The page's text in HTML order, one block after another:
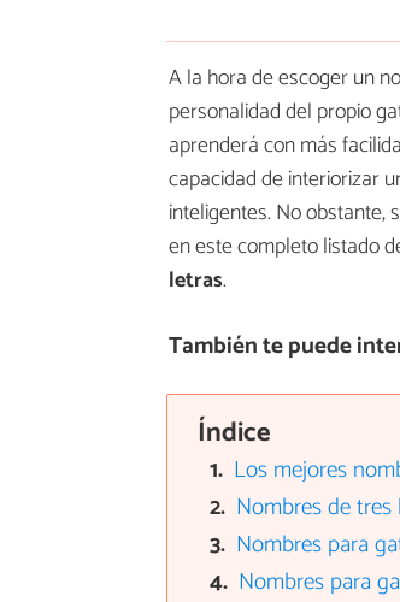
A la hora de escoger un
personalidad del propio
aprenderá con más
capacidad de interiorizar
inteligentes. No obstante,
en este completo listado
letras.
También te puede
Índice
Los mejores
Nombres de
Nombres para
Nombres para